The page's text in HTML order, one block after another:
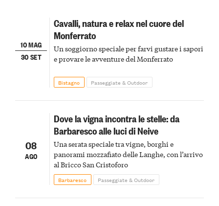
10 MAG
30 SET
Cavalli, natura e relax nel cuore del
Monferrato
Un soggiorno speciale per farvi gustare i sapori
e provare le avventure del Monferrato
Bistagno Passeggiate & Outdoor
08
AGO
Dove la vigna incontra le stelle: da
Barbaresco alle luci di Neive
Una serata speciale tra vigne, borghi e
panorami mozzafiato delle Langhe, con l’arrivo
al Bricco San Cristoforo
Barbaresco Passeggiate & Outdoor